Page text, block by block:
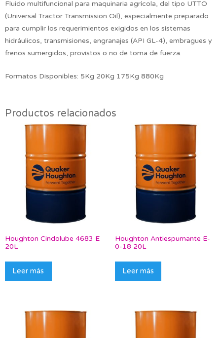
Fluido multifuncional para maquinaria agrícola, del tipo UTTO
(Universal Tractor Transmission Oil), especialmente preparado
para cumplir los requerimientos exigidos en los sistemas
hidráulicos, transmisiones, engranajes (API GL-4), embragues y
frenos sumergidos, provistos o no de toma de fuerza.
Formatos Disponibles: 5Kg 20Kg 175Kg 880Kg
Productos relacionados
Houghton Cindolube 4683 E
20L
Leer más
Houghton Antiespumante E-
0-18 20L
Leer más